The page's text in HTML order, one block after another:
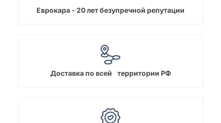
Еврокара - 20 лет безупречной репутации
Доставка по всей территории РФ